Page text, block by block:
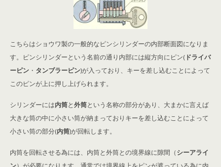
こちらはショウワ製の一般的なピンシリンダーの内部断面図になりま
す。ピンシリンダーという名前の通り内部には縦方向にピン( ドライバ
ーピン ・ タンブラーピン)が入っており、キーを差し込むことによって
このピンが上に押し上げられます。
シリンダーには内筒と外筒という名称の部分があり、大まかに言えば
大きな筒の中に小さい筒が納まっておりキーを差し込むことによって
小さい筒の部分(内筒)が回転します。
内筒を回転させる為には、内筒と外筒との境界線に隙間（シーアライ